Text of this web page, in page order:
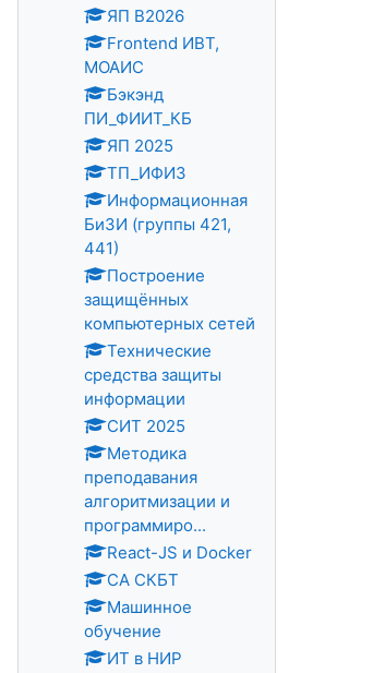
ЯП В2026
Frontend ИВТ,
МОАИС
Бэкэнд
ПИ_ФИИТ_КБ
ЯП 2025
ТП_ИФИЗ
Информационная
БиЗИ (группы 421,
441)
Построение
защищённых
компьютерных сетей
Технические
средства защиты
информации
СИТ 2025
Методика
преподавания
алгоритмизации и
программиро...
React-JS и Docker
СА СКБТ
Машинное
обучение
ИТ в НИР